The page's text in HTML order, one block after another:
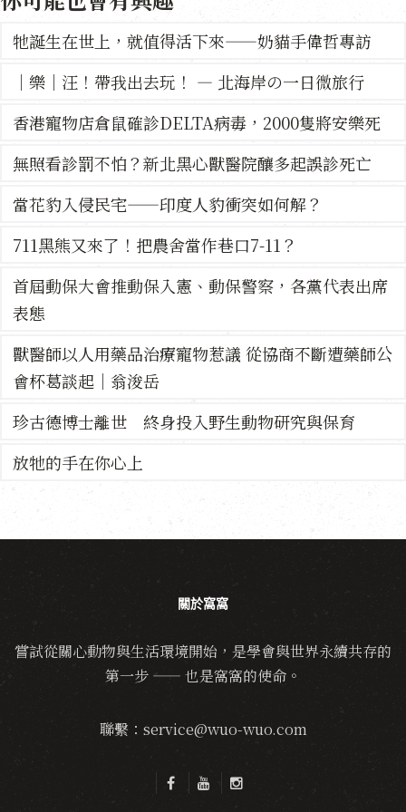
牠誕生在世上，就值得活下來——奶貓手偉哲專訪
｜樂｜汪！帶我出去玩！ — 北海岸の一日微旅行
香港寵物店倉鼠確診DELTA病毒，2000隻將安樂死
無照看診罰不怕？新北黑心獸醫院釀多起誤診死亡
當花豹入侵民宅——印度人豹衝突如何解？
711黑熊又來了！把農舍當作巷口7-11？
首屆動保大會推動保入憲、動保警察，各黨代表出席
表態
獸醫師以人用藥品治療寵物惹議 從協商不斷遭藥師公
會杯葛談起｜翁浚岳
珍古德博士離世 終身投入野生動物研究與保育
放牠的手在你心上
關於窩窩
嘗試從關心動物與生活環境開始，是學會與世界永續共存的
第一步 —— 也是窩窩的使命。
聯繫：service@wuo-wuo.com